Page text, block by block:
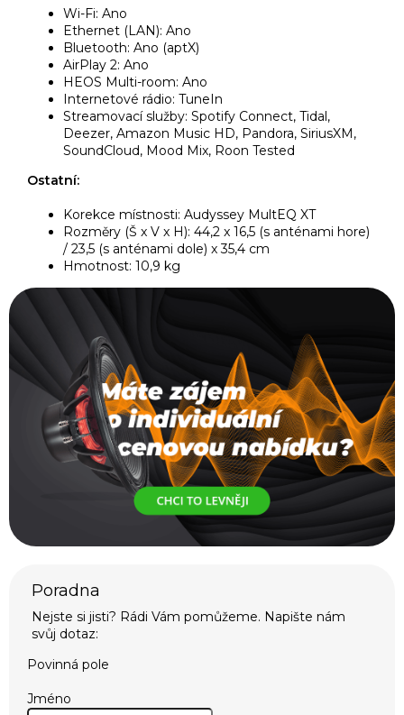
Wi-Fi: Ano
Ethernet (LAN): Ano
Bluetooth: Ano (aptX)
AirPlay 2: Ano
HEOS Multi-room: Ano
Internetové rádio: TuneIn
Streamovací služby: Spotify Connect, Tidal,
Deezer, Amazon Music HD, Pandora, SiriusXM,
SoundCloud, Mood Mix, Roon Tested
Ostatní:
Korekce místnosti: Audyssey MultEQ XT
Rozměry (Š x V x H): 44,2 x 16,5 (s anténami hore)
/ 23,5 (s anténami dole) x 35,4 cm
Hmotnost: 10,9 kg
Povinná pole
Jméno